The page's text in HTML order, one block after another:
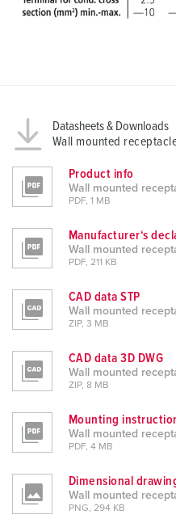
Datasheets & Downloads
Wall mounted
Product info
Wall mounted
PDF, 1 MB
Manufacturer‘s
Wall mounted
PDF, 211 KB
CAD data STP
Wall mounted
ZIP, 3 MB
CAD data 3D DWG
Wall mounted
ZIP, 8 MB
Mounting
Wall mounted
PDF, 4 MB
Dimensional
Wall mounted
PNG, 294 KB